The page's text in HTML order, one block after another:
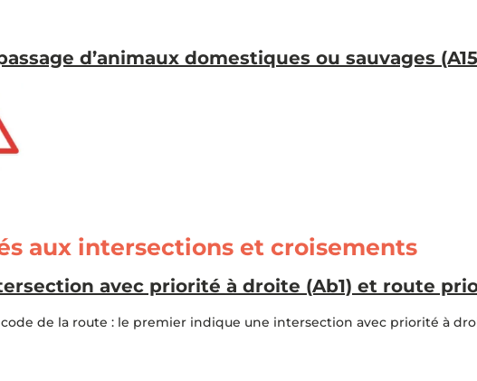
d’animaux domestiques ou sauvages
aux intersections et croisements
avec priorité à droite (Ab1) et route
code de la route : le premier indique une intersection avec priorité à